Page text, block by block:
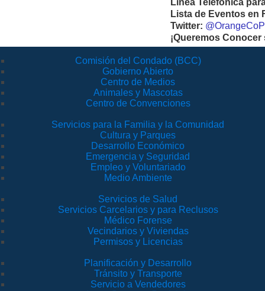
Línea Telefónica
Lista de Eventos en
Twitter:
¡Queremos
Comisión del Condado (BCC)
Gobierno Abierto
Centro de Medios
Animales y Mascotas
Centro de Convenciones
Servicios para la Familia y la Comunidad
Cultura y Parques
Desarrollo Económico
Emergencia y Seguridad
Empleo y Voluntariado
Medio Ambiente
Servicios de Salud
Servicios Carcelarios y para Reclusos
Médico Forense
Vecindarios y Viviendas
Permisos y Licencias
Planificación y Desarrollo
Tránsito y Transporte
Servicio a Vendedores